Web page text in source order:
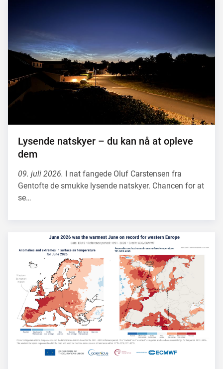
Lysende natskyer – du kan nå at opleve
dem
09. juli 2026. I nat fangede Oluf Carstensen fra
Gentofte de smukke lysende natskyer. Chancen for at
se…